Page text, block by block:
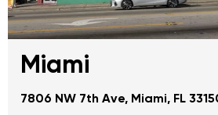
Miami
7806 NW 7th Ave, Miami, FL